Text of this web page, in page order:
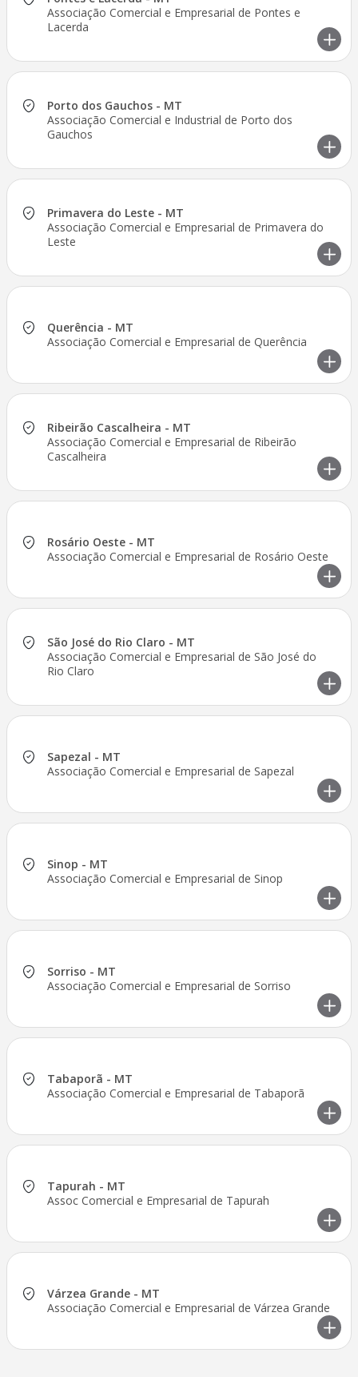
Associação Comercial e Empresarial de Pontes e
Lacerda
Porto dos Gauchos - MT
Associação Comercial e Industrial de Porto dos
Gauchos
Primavera do Leste - MT
Associação Comercial e Empresarial de Primavera do
Leste
Querência - MT
Associação Comercial e Empresarial de Querência
Ribeirão Cascalheira - MT
Associação Comercial e Empresarial de Ribeirão
Cascalheira
Rosário Oeste - MT
Associação Comercial e Empresarial de Rosário Oeste
São José do Rio Claro - MT
Associação Comercial e Empresarial de São José do
Rio Claro
Sapezal - MT
Associação Comercial e Empresarial de Sapezal
Sinop - MT
Associação Comercial e Empresarial de Sinop
Sorriso - MT
Associação Comercial e Empresarial de Sorriso
Tabaporã - MT
Associação Comercial e Empresarial de Tabaporã
Tapurah - MT
Assoc Comercial e Empresarial de Tapurah
Várzea Grande - MT
Associação Comercial e Empresarial de Várzea Grande